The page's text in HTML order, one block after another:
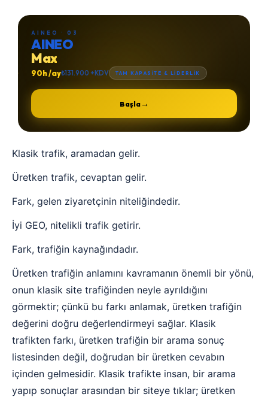
AINEO · 03
AINEO
Max
90h /ay₺131.900 +KDV TAM KAPASİTE & LİDERLİK
Başla→
Klasik trafik, aramadan gelir.
Üretken trafik, cevaptan gelir.
Fark, gelen ziyaretçinin niteliğindedir.
İyi GEO, nitelikli trafik getirir.
Fark, trafiğin kaynağındadır.
Üretken trafiğin anlamını kavramanın önemli bir yönü,
onun klasik site trafiğinden neyle ayrıldığını
görmektir; çünkü bu farkı anlamak, üretken trafiğin
değerini doğru değerlendirmeyi sağlar. Klasik
trafikten farkı, üretken trafiğin bir arama sonuç
listesinden değil, doğrudan bir üretken cevabın
içinden gelmesidir. Klasik trafikte insan, bir arama
yapıp sonuçlar arasından bir siteye tıklar; üretken